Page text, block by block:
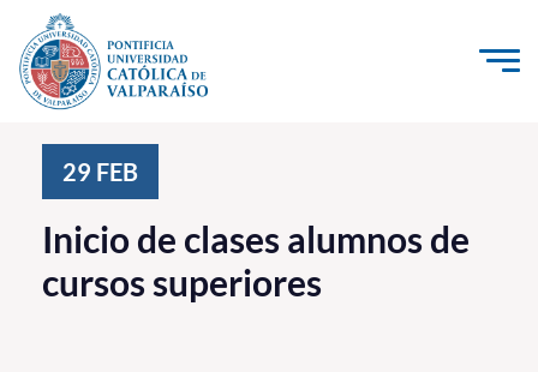
Click acá para ir directamente al contenido
Investigación, Creación e Innovación
PUCV Internacional
Vinculación con el Medio
29 FEB
Inicio de clases alumnos de
cursos superiores